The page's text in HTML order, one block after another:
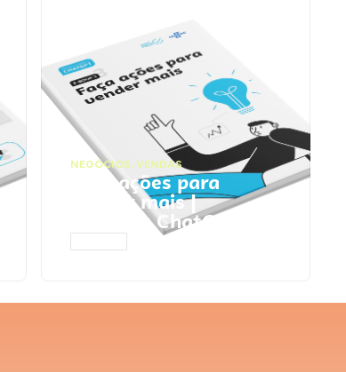
NEGÓCIOS, VENDAS
Faça ações para
vender mais |
Prompts ChatGPT